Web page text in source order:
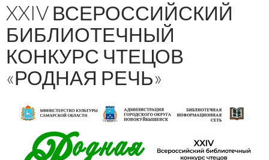
XXIV ВСЕРОССИЙСКИЙ
БИБЛИОТЕЧНЫЙ
КОНКУРС ЧТЕЦОВ
«РОДНАЯ РЕЧЬ»